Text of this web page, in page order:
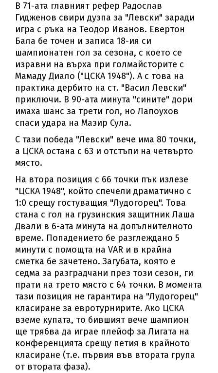
В 71-ата главният рефер Радослав
Гидженов свири дузпа за "Левски" заради
игра с ръка на Теодор Иванов. Евертон
Бала бе точен и записа 18-ия си
шампионатен гол за сезона, с което се
изравни на върха при голмайсторите с
Мамаду Диало ("ЦСКА 1948"). А с това на
практика дербито на ст. "Васил Левски"
приключи. В 90-ата минута "сините" дори
имаха шанс за трети гол, но Лапоухов
спаси удара на Мазир Сула.
С тази победа "Левски" вече има 80 точки,
а ЦСКА остана с 63 и отстъпи на четвърто
място.
На втора позиция с 66 точки пък излезе
"ЦСКА 1948", който спечели драматично с
1:0 срещу гостуващия "Лудогорец". Това
стана с гол на грузинския защитник Лаша
Двали в 6-ата минута на допълнителното
време. Попадението бе разглеждано 5
минути с помощта на VAR и в крайна
сметка бе зачетено. Загубата, която е
седма за разградчани през този сезон, ги
прати на трето място с 64 точки. В момента
тази позиция не гарантира на "Лудогорец"
класиране за евротурнирите. Ако ЦСКА
вземе купата, то бившият вече шампион
ще трябва да играе плейоф за Лигата на
конференцията срещу петия в крайното
класиране (т.е. първия във втората група
от втората фаза).